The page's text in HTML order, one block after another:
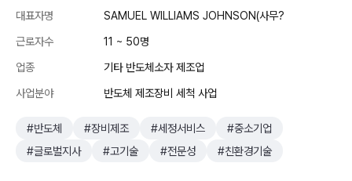
대표자명
SAMUEL WILLIAMS JOHNSON(사무?
근로자수
11 ~ 50명
업종
기타 반도체소자 제조업
사업분야
반도체 제조장비 세척 사업
#반도체 #장비제조 #세정서비스
#중소기업
#글로벌지사
#고기술 #전문성 #친환경기술